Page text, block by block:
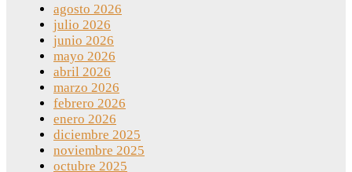
agosto 2026
julio 2026
junio 2026
mayo 2026
abril 2026
marzo 2026
febrero 2026
enero 2026
diciembre 2025
noviembre 2025
octubre 2025